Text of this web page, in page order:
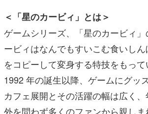
＜「星のカービィ」とは＞
ゲームシリーズ、「星のカービィ
ービィはなんでもすいこむ食いし
をコピーして変身する特技をもって
1992 年の誕生以降、ゲームにグッ
カフェ展開とその活躍の幅は広く
外を問わず多くのファンから親し